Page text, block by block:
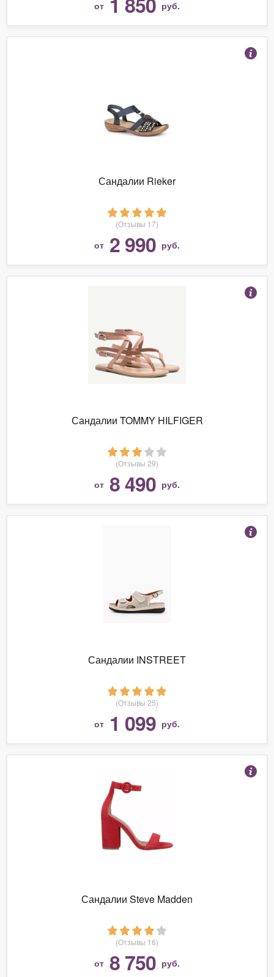
от руб.
Сандалии Rieker
(Отзывы 17)
от 2 990 руб.
Сандалии TOMMY HILFIGER
(Отзывы 29)
от 8 490 руб.
Сандалии INSTREET
(Отзывы 25)
от 1 099 руб.
Сандалии Steve Madden
(Отзывы 16)
от 8 750 руб.